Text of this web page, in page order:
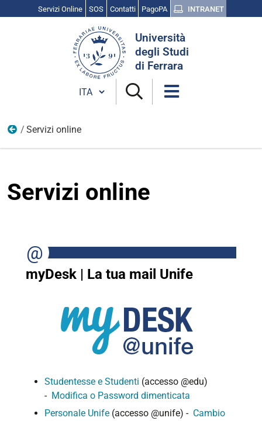
Servizi Online SOS Contatti PagoPA INTRANET
Università
degli Studi
di Ferrara
Cambia lingua
Home
Servizi online
Servizi online
myDesk | La tua mail Unife
Studentesse e Studenti (accesso @edu)
- Modifica o Password dimenticata
Personale Unife (accesso @unife) - Cambio